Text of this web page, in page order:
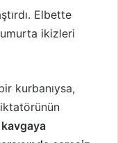
Elbette
ikizleri
kurbanıysa,